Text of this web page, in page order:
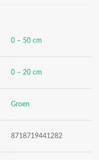
0 – 50 cm
0 – 20 cm
Groen
8718719441282